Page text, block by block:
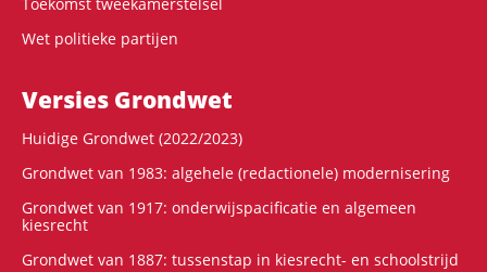
Wet politieke partijen
Versies Grondwet
Huidige Grondwet (2022/2023)
Grondwet van 1983: algehele (redactionele) modernisering
Grondwet van 1917: onderwijspacificatie en algemeen
kiesrecht
Grondwet van 1887: tussenstap in kiesrecht- en schoolstrijd